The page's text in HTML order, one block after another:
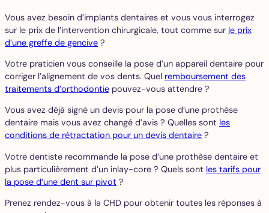
Vous avez besoin d’implants dentaires et vous vous interrogez
sur le prix de l’intervention chirurgicale, tout comme sur le prix
d’une greffe de gencive ?
Votre praticien vous conseille la pose d’un appareil dentaire pour
corriger l’alignement de vos dents. Quel remboursement des
traitements d’orthodontie pouvez-vous attendre ?
Vous avez déjà signé un devis pour la pose d’une prothèse
dentaire mais vous avez changé d’avis ? Quelles sont les
conditions de rétractation pour un devis dentaire ?
Votre dentiste recommande la pose d’une prothèse dentaire et
plus particulièrement d’un inlay-core ? Quels sont les tarifs pour
la pose d’une dent sur pivot ?
Prenez rendez-vous à la CHD pour obtenir toutes les réponses à